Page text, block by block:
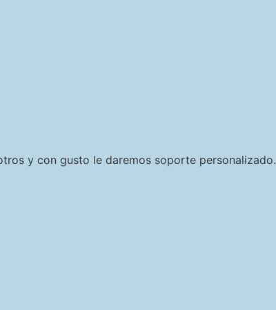
y con gusto le daremos soporte personalizado.